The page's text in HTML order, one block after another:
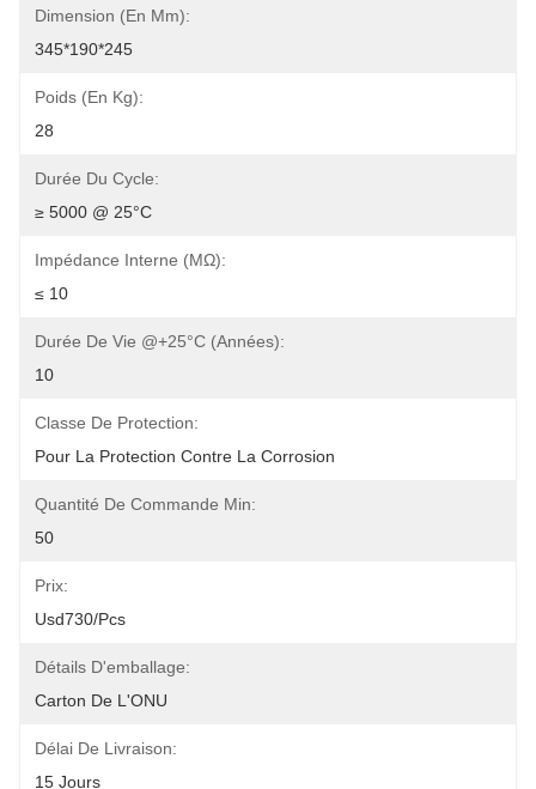
Dimension (en Mm):
345*190*245
Poids (en Kg):
28
Durée Du Cycle:
≥ 5000 @ 25°C
Impédance Interne (mΩ):
≤ 10
Durée De Vie @+25°C (années):
10
Classe De Protection:
Pour La Protection Contre La Corrosion
Quantité De Commande Min:
50
Prix:
Usd730/pcs
Détails D'emballage:
Carton De L'ONU
Délai De Livraison:
15 Jours